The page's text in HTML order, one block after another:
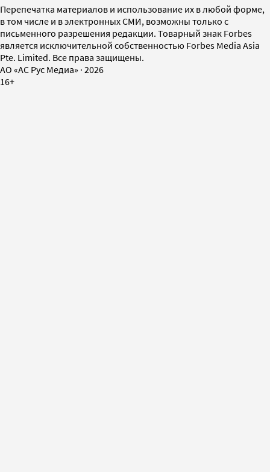
Перепечатка материалов и использование их в любой форме,
в том числе и в электронных СМИ, возможны только с
письменного разрешения редакции. Товарный знак Forbes
является исключительной собственностью Forbes Media Asia
Pte. Limited. Все права защищены.
AO «АС Рус Медиа» · 2026
16+